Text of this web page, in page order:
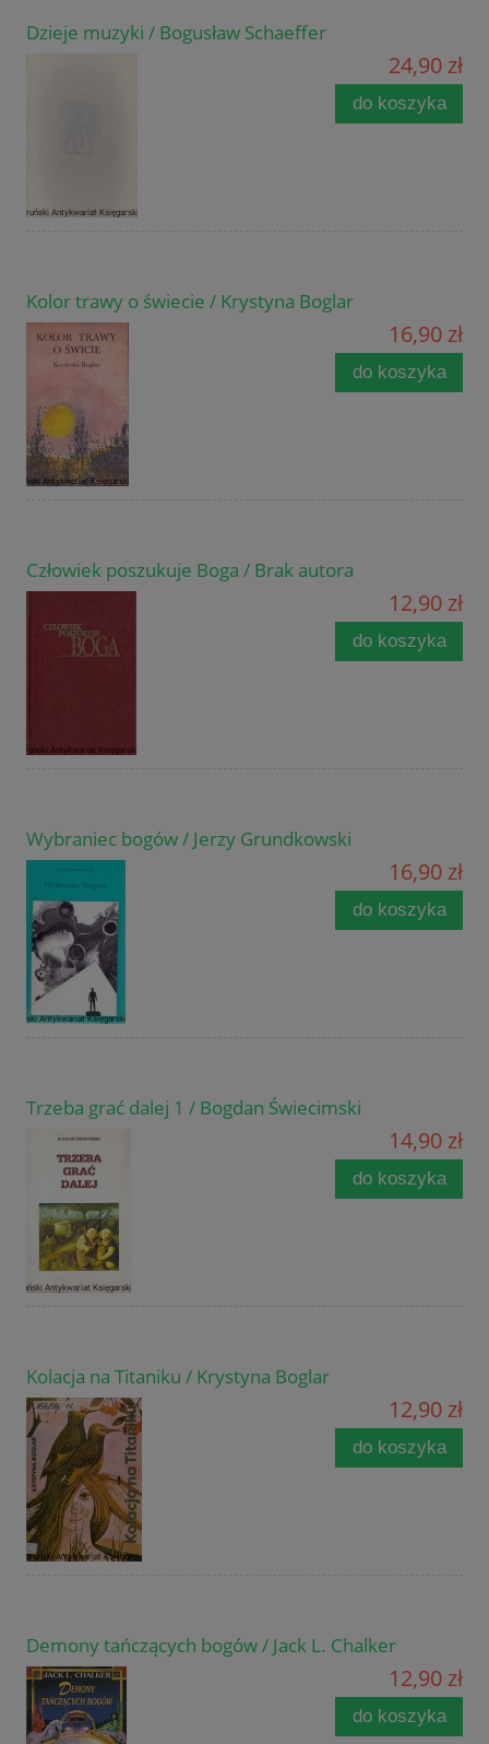
Dzieje muzyki / Bogusław Schaeffer
24,90 zł
do koszyka
Kolor trawy o świecie / Krystyna Boglar
16,90 zł
do koszyka
Człowiek poszukuje Boga / Brak autora
12,90 zł
do koszyka
Wybraniec bogów / Jerzy Grundkowski
16,90 zł
do koszyka
Trzeba grać dalej 1 / Bogdan Świecimski
14,90 zł
do koszyka
Kolacja na Titaniku / Krystyna Boglar
12,90 zł
do koszyka
Demony tańczących bogów / Jack L. Chalker
12,90 zł
do koszyka